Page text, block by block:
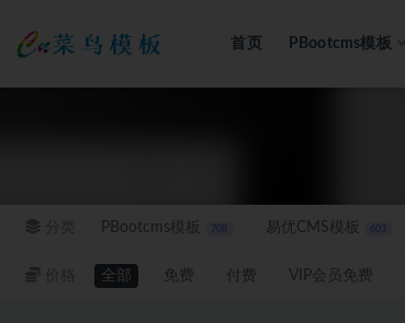
首页 PBootcms模板
PBootcms模板 708 易优CMS模板 603
全部 免费 付费 VIP会员免费